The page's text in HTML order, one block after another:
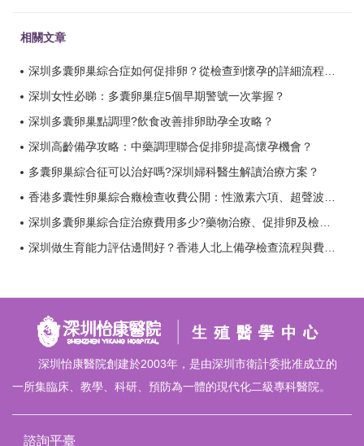
相關文章
深圳多囊卵巢綜合症如何促排卵？從檢查到懷孕的詳細流程解析？
深圳女性必睇：多囊卵巢症5個早期警號一次掌握？
深圳多囊卵巢點調理?飲食改善排卵助孕全攻略？
深圳高齡備孕攻略：中藥調理聯合促排卵提高懷孕機會？
多囊卵巢綜合征可以治好嗎?深圳婦科醫生解讀治療方案？
香港多囊性卵巢綜合癥檢查收費公開：性激素六項、超聲波及AMH檢測攻略？
深圳多囊卵巢綜合症治療費用多少?藥物治療、促排卵及檢查收費一覽？
深圳做生育能力評估邊間好？香港人北上備孕檢查流程與費用全攻略？
深圳怡康醫院創建於2003年，是由深圳市衛計委批准成立的
一所集臨床、教學、科研、預防為一體的現代化二級專科醫院。
諮詢平臺